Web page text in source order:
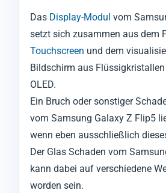
Das Display-Modul vom
setzt sich zusammen aus dem
Touchscreen und dem
Bildschirm aus
OLED.
Ein Bruch oder sonstiger
vom Samsung Galaxy Z Flip5
wenn eben ausschließlich
Der Glas Schaden vom
kann dabei auf verschiedene
worden sein.